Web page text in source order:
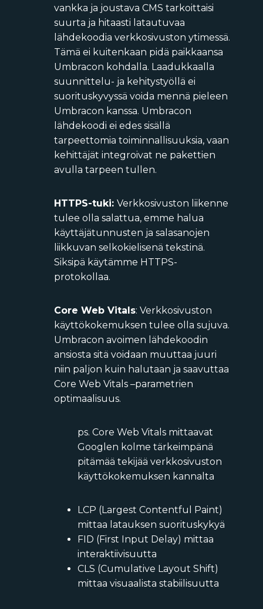
vankka ja joustava CMS tarkoittaisi
suurta ja hitaasti latautuvaa
lähdekoodia verkkosivuston ytimessä.
Tämä ei kuitenkaan pidä paikkaansa
Umbracon kohdalla. Laadukkaalla
suunnittelu- ja kehitystyöllä ei
suorituskyvyssä voida mennä pieleen
Umbracon kanssa. Umbracon
lähdekoodi ei edes sisällä
tarpeettomia toiminnallisuuksia, vaan
kehittäjät integroivat ne pakettien
avulla tarpeen tullen.
HTTPS-tuki: Verkkosivuston liikenne
tulee olla salattua, emme halua
käyttäjätunnusten ja salasanojen
liikkuvan selkokielisenä tekstinä.
Siksipä käytämme HTTPS-
protokollaa.
Core Web Vitals: Verkkosivuston
käyttökokemuksen tulee olla sujuva.
Umbracon avoimen lähdekoodin
ansiosta sitä voidaan muuttaa juuri
niin paljon kuin halutaan ja saavuttaa
Core Web Vitals –parametrien
optimaalisuus.
ps. Core Web Vitals mittaavat
Googlen kolme tärkeimpänä
pitämää tekijää verkkosivuston
käyttökokemuksen kannalta
LCP (Largest Contentful Paint)
mittaa latauksen suorituskykyä
FID (First Input Delay) mittaa
interaktiivisuutta
CLS (Cumulative Layout Shift)
mittaa visuaalista stabiilisuutta